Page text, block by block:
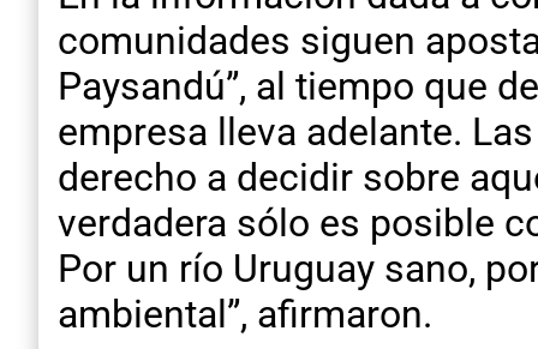
comunidades siguen
Paysandú”, al tiempo que
empresa lleva adelante.
derecho a decidir sobre
verdadera sólo es posible
Por un río Uruguay sano,
ambiental”, afirmaron.